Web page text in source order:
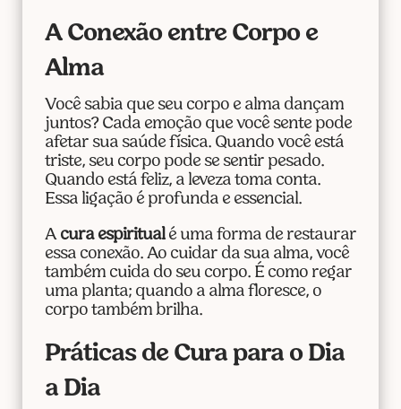
A Conexão entre Corpo e
Alma
Você sabia que seu corpo e alma dançam
juntos? Cada emoção que você sente pode
afetar sua saúde física. Quando você está
triste, seu corpo pode se sentir pesado.
Quando está feliz, a leveza toma conta.
Essa ligação é profunda e essencial.
A cura espiritualé uma forma de restaurar
essa conexão. Ao cuidar da sua alma, você
também cuida do seu corpo. É como regar
uma planta; quando a alma floresce, o
corpo também brilha.
Práticas de Cura para o Dia
a Dia